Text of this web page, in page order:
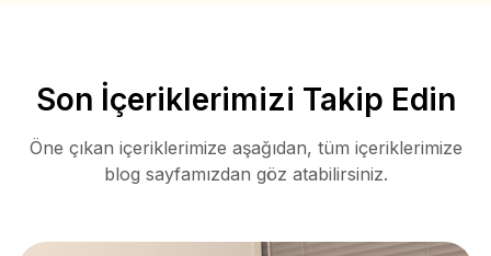
Son İçeriklerimizi Takip Edin
Öne çıkan içeriklerimize aşağıdan, tüm içeriklerimize
blog sayfamızdan göz atabilirsiniz.